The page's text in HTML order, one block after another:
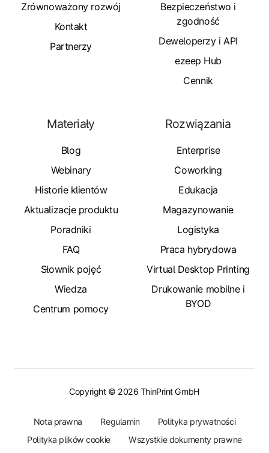
Zrównoważony rozwój
Kontakt
Partnerzy
Bezpieczeństwo i
zgodność
Deweloperzy i API
ezeep Hub
Cennik
Materiały
Blog
Webinary
Historie klientów
Aktualizacje produktu
Poradniki
FAQ
Słownik pojęć
Wiedza
Centrum pomocy
Rozwiązania
Enterprise
Coworking
Edukacja
Magazynowanie
Logistyka
Praca hybrydowa
Virtual Desktop Printing
Drukowanie mobilne i
BYOD
Copyright © 2026 ThinPrint GmbH
Nota prawna Regulamin
Polityka prywatności
Polityka plików cookie
Wszystkie dokumenty prawne